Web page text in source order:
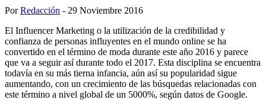
PorRedacción - 29 Noviembre 2016
El Influencer Marketing o la utilización de la credibilidad y
confianza de personas influyentes en el mundo online se ha
convertido en el término de moda durante este año 2016 y parece
que va a seguir así durante todo el 2017. Esta disciplina se encuentra
todavía en su más tierna infancia, aún así su popularidad sigue
aumentando, con un crecimiento de las búsquedas relacionadas con
este término a nivel global de un 5000%, según datos de Google.